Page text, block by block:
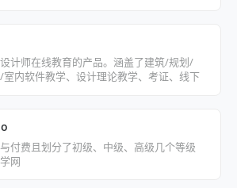
计师在线教育的产品。涵盖了建筑/规划/
内软件教学、设计理论教学、考证、线下
付费且划分了初级、中级、高级几个等级
网